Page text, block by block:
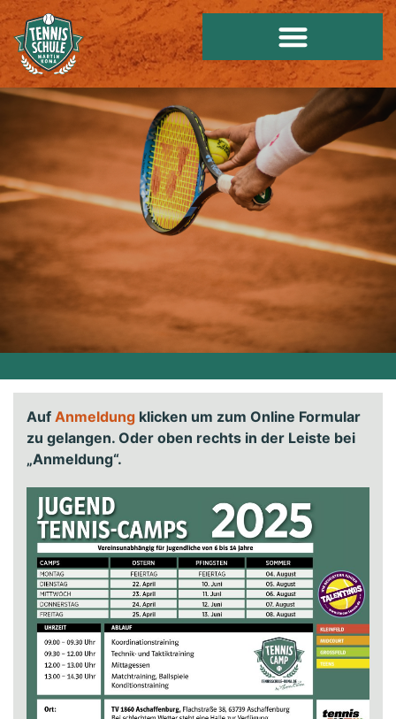
Jugend Camps
Auf Anmeldung klicken um zum Online Formular
zu gelangen. Oder oben rechts in der Leiste bei
„Anmeldung“.